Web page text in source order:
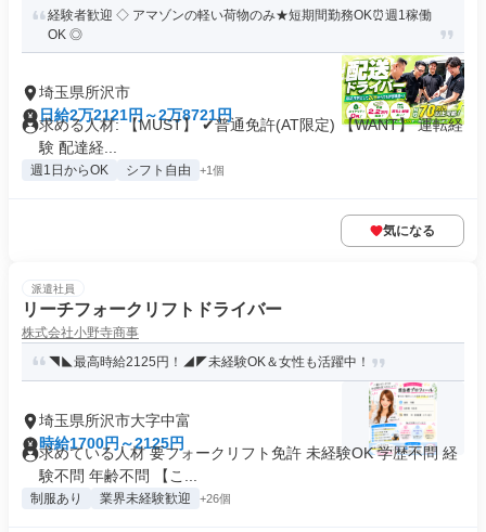
経験者歓迎 ◇ アマゾンの軽い荷物のみ★短期間勤務OK⏰週1稼働
OK ◎
埼玉県所沢市
日給2万2121円～2万8721円
求める人材: 【MUST】 ✔普通免許(AT限定) 【WANT】 運転経
験 配達経...
週1日からOK シフト自由 +1個
気になる
派遣社員
リーチフォークリフトドライバー
株式会社小野寺商事
◥◣最高時給2125円！◢◤未経験OK＆女性も活躍中！
埼玉県所沢市大字中富
時給1700円～2125円
求めている人材 要フォークリフト免許 未経験OK 学歴不問 経
験不問 年齢不問 【こ...
制服あり 業界未経験歓迎 +26個